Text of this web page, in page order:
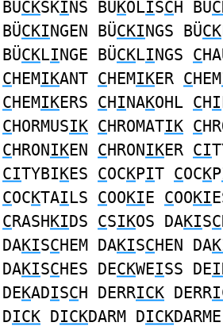
BUCKSKINS BUKOLISCH BÜ
BÜCKINGEN BÜCKINGS BÜCK
BÜCKLINGE BÜCKLINGS C
CHEMIKANT CHEMIKER CHEM
CHEMIKERS CHINAKOHL CHI
CHORMUSIK CHROMATIK C
CHRONIKEN CHRONIKER CI
CITYBIKES COCKPIT COCKP
COCKTAILS COOKIE COOKI
CRASHKIDS CSIKOS DAKISC
DAKISCHEM DAKISCHEN DA
DAKISCHES DECKWEISS DE
DEKADISCH DERRICK DERR
DICK DICKDARM DICK